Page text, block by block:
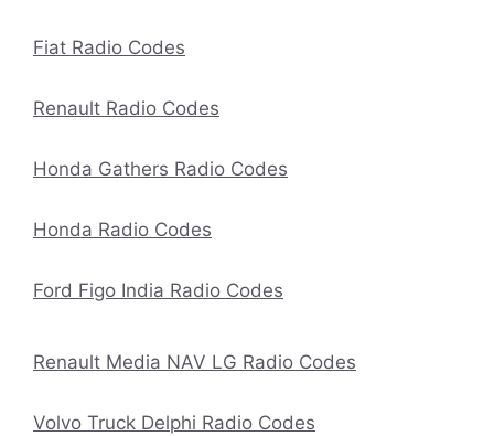
Fiat Radio Codes
Renault Radio Codes
Honda Gathers Radio Codes
Honda Radio Codes
Ford Figo India Radio Codes
Renault Media NAV LG Radio Codes
Volvo Truck Delphi Radio Codes